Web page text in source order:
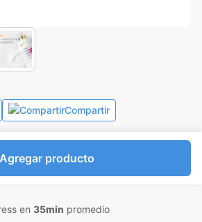
Compartir
Agregar producto
en 35min promedio